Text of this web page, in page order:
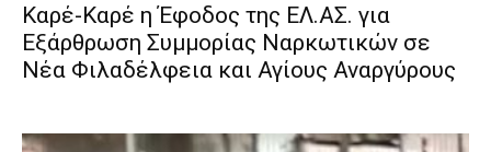
Καρέ-Καρέ η Έφοδος της ΕΛ.ΑΣ. για
Εξάρθρωση Συμμορίας Ναρκωτικών σε
Νέα Φιλαδέλφεια και Αγίους Αναργύρους